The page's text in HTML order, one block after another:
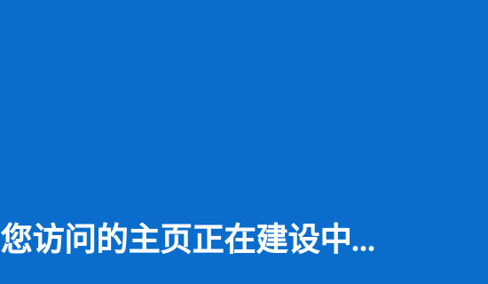
您访问的主页正在建设中...